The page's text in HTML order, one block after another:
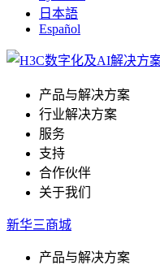
日本語
Español
产品与解决方案
行业解决方案
服务
支持
合作伙伴
关于我们
新华三商城
产品与解决方案